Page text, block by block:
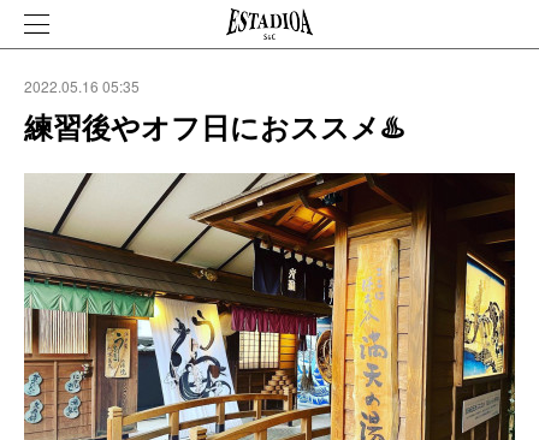
2022.05.16 05:35
練習後やオフ日におススメ♨️